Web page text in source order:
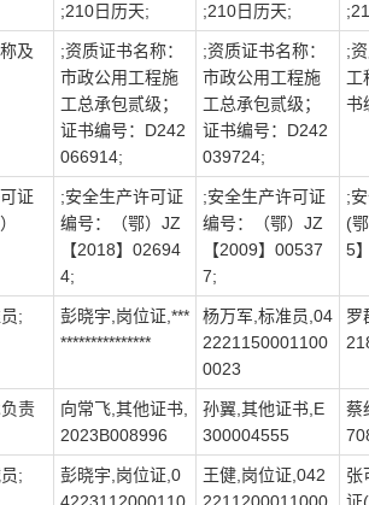
;210日历天; ;210日历天;
及
;资质证书名称：
市政公用工程施
工总承包贰级；
证书编号：D242
066914;
;资质证书名称：
市政公用工程施
工总承包贰级；
证书编号：D242
039724;
;
工
书
证
;安全生产许可证
编号：（鄂）JZ
【2018】02694
4;
;安全生产许可证
编号：（鄂）JZ
【2009】00537
7;
;
(
5
;
彭晓宇,岗位证,***
***************
杨万军,标准员,04
2221150001100
0023
罗
责
向常飞,其他证书,
2023B008996
孙翼,其他证书,E
300004555
蔡
;
彭晓宇,岗位证,0
王健,岗位证,042
张